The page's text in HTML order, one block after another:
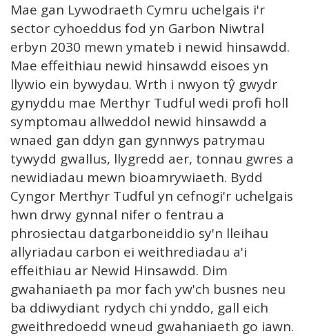
Mae gan Lywodraeth Cymru uchelgais i'r
sector cyhoeddus fod yn Garbon Niwtral
erbyn 2030 mewn ymateb i newid hinsawdd.
Mae effeithiau newid hinsawdd eisoes yn
llywio ein bywydau. Wrth i nwyon tŷ gwydr
gynyddu mae Merthyr Tudful wedi profi holl
symptomau allweddol newid hinsawdd a
wnaed gan ddyn gan gynnwys patrymau
tywydd gwallus, llygredd aer, tonnau gwres a
newidiadau mewn bioamrywiaeth. Bydd
Cyngor Merthyr Tudful yn cefnogi'r uchelgais
hwn drwy gynnal nifer o fentrau a
phrosiectau datgarboneiddio sy'n lleihau
allyriadau carbon ei weithrediadau a'i
effeithiau ar Newid Hinsawdd. Dim
gwahaniaeth pa mor fach yw'ch busnes neu
ba ddiwydiant rydych chi ynddo, gall eich
gweithredoedd wneud gwahaniaeth go iawn.